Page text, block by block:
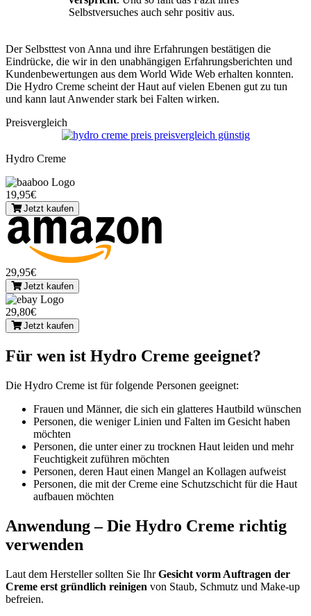
Selbstversuches auch sehr positiv aus.
Der Selbsttest von Anna und ihre Erfahrungen bestätigen die
Eindrücke, die wir in den unabhängigen Erfahrungsberichten und
Kundenbewertungen aus dem World Wide Web erhalten konnten.
Die Hydro Creme scheint der Haut auf vielen Ebenen gut zu tun
und kann laut Anwender stark bei Falten wirken.
Preisvergleich
Hydro Creme
19,95€
Jetzt kaufen
29,95€
Jetzt kaufen
29,80€
Jetzt kaufen
Für wen ist Hydro Creme geeignet?
Die Hydro Creme ist für folgende Personen geeignet:
Frauen und Männer, die sich ein glatteres Hautbild wünschen
Personen, die weniger Linien und Falten im Gesicht haben
möchten
Personen, die unter einer zu trocknen Haut leiden und mehr
Feuchtigkeit zuführen möchten
Personen, deren Haut einen Mangel an Kollagen aufweist
Personen, die mit der Creme eine Schutzschicht für die Haut
aufbauen möchten
Anwendung – Die Hydro Creme richtig
verwenden
Laut dem Hersteller sollten Sie IhrGesicht vorm Auftragen der
Creme erst gründlich reinigen von Staub, Schmutz und Make-up
befreien.